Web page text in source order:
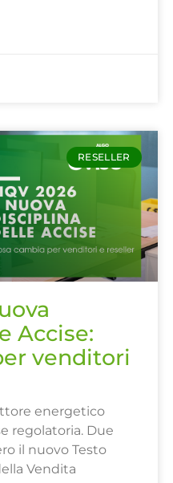
RESELLER
Accise:
venditori
energetico
regolatoria. Due
il nuovo Testo
Vendita